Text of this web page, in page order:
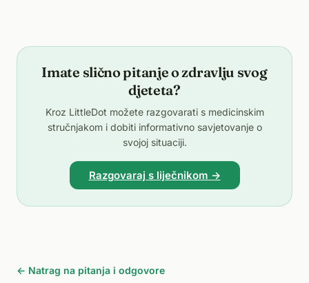
Imate slično pitanje o zdravlju svog
djeteta?
Kroz LittleDot možete razgovarati s medicinskim
stručnjakom i dobiti informativno savjetovanje o
svojoj situaciji.
Razgovaraj s liječnikom →
← Natrag na pitanja i odgovore